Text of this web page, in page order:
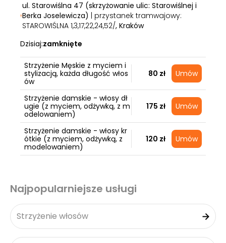
ul. Starowiślna 47 (skrzyżowanie ulic: Starowiślnej i
Berka Joselewicza) | przystanek tramwajowy:
STAROWIŚLNA 1,3,17,22,24,52/, Kraków
Dzisiaj:zamknięte
Strzyżenie Męskie z myciem i
stylizacją, każda długość włos
ów
80 zł Umów
Strzyżenie damskie - włosy dł
ugie (z myciem, odżywką, z m
odelowaniem)
175 zł Umów
Strzyżenie damskie - włosy kr
ótkie (z myciem, odżywką, z
modelowaniem)
120 zł Umów
Najpopularniejsze usługi
Strzyżenie włosów